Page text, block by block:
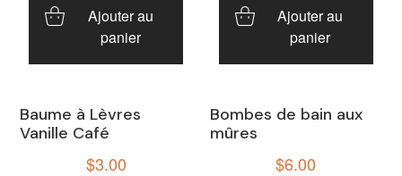
Ajouter au
panier
Baume à Lèvres
Vanille Café
$3.00
Ajouter au
panier
Bombes de bain aux
mûres
$6.00